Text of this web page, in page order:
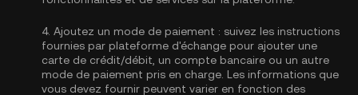
4. Ajoutez un mode de paiement : suivez les instructions
fournies par plateforme d'échange pour ajouter une
carte de crédit/débit, un compte bancaire ou un autre
mode de paiement pris en charge. Les informations que
vous devez fournir peuvent varier en fonction des